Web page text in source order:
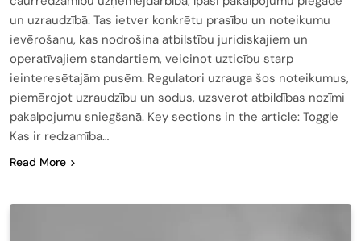
un uzraudzībā. Tas ietver konkrētu prasību un noteikumu
ievērošanu, kas nodrošina atbilstību juridiskajiem un
operatīvajiem standartiem, veicinot uzticību starp
ieinteresētajām pusēm. Regulatori uzrauga šos noteikumus,
piemērojot uzraudzību un sodus, uzsverot atbildības nozīmi
pakalpojumu sniegšanā. Key sections in the article: Toggle
Kas ir redzamība…
Read More